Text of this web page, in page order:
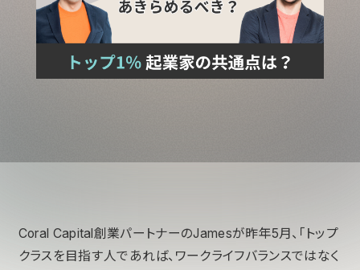
Coral Capital創業パートナーのJamesが昨年5月、「トップ
クラスを目指す人であれば、ワークライフバランスではなく